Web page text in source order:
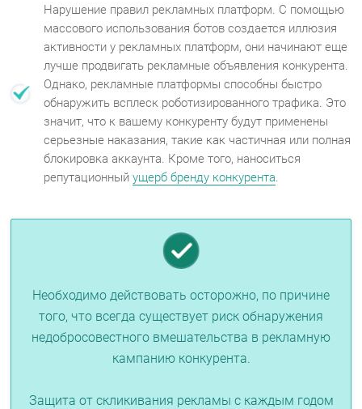
Нарушение правил рекламных платформ. С помощью
массового использования ботов создается иллюзия
активности у рекламных платформ, они начинают еще
лучше продвигать рекламные объявления конкурента.
Однако, рекламные платформы способны быстро
обнаружить всплеск роботизированного трафика. Это
значит, что к вашему конкуренту будут применены
серьезные наказания, такие как частичная или полная
блокировка аккаунта. Кроме того, наноситься
репутационный ущерб бренду конкурента.
Необходимо действовать осторожно, по причине
того, что всегда существует риск обнаружения
недобросовестного вмешательства в рекламную
кампанию конкурента.
Защита от скликивания рекламы с каждым годом